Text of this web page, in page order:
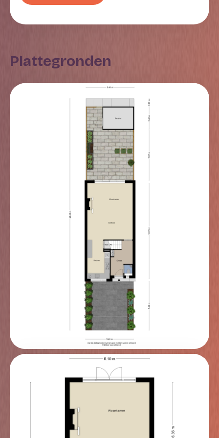
de voorzijde biedt de woning de mogelijkheid om op
een badkamer. De slaapkamer aan de achterzijde kan
slaapkamer mogelijk is. De hoofdslaapkamer aan de
voorzijde wordt momenteel gebruikt als werkruimte.
De gehele verdieping is in 2025 gemoderniseerd en
afgewerkt met een gestuukt plafond, gestuukte
wanden en een pvc-vloer. De badkamer is voorzien
van een douche, een wastafelmeubel en een
vrijhangend toilet. Het geheel is tot het plafond
betegeld en ook hier is het plafond gestuukt.
Op deze verdieping bevindt zich aan de achterzijde
een ruime slaapkamer met dakkapel. Aan de voorzijde
zijn een wasruimte/berging met vliering gesitueerd. De
slaapkamer is afgewerkt met gestuukte wanden en
een gestuukt plafond. De gehele verdieping heeft een
In de wasruimte is de opstelplaats voor de
wasmachine en droger aanwezig, evenals de cv-
combiketel en het voorraadvat van de zonneboiler.
Plattegronden